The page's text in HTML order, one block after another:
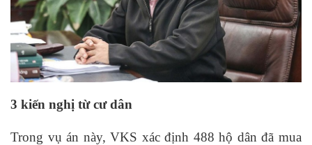
3 kiến nghị từ cư dân
Trong vụ án này, VKS xác định 488 hộ dân đã mua